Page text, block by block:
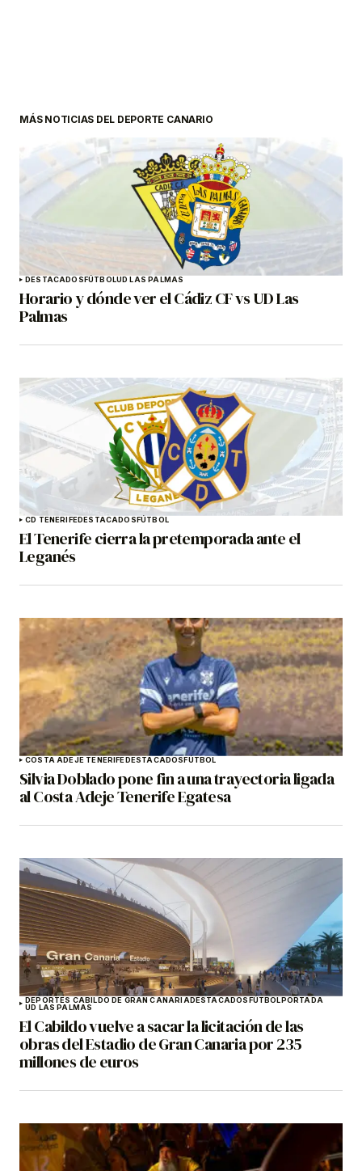
MÁS NOTICIAS DEL DEPORTE CANARIO
DESTACADOSFÚTBOLUD LAS PALMAS
Horario y dónde ver el Cádiz CF vs UD Las
Palmas
CD TENERIFEDESTACADOSFÚTBOL
El Tenerife cierra la pretemporada ante el
Leganés
COSTA ADEJE TENERIFEDESTACADOSFÚTBOL
Silvia Doblado pone fin a una trayectoria ligada
al Costa Adeje Tenerife Egatesa
DEPORTES CABILDO DE GRAN CANARIADESTACADOSFÚTBOLPORTADA
UD LAS PALMAS
El Cabildo vuelve a sacar la licitación de las
obras del Estadio de Gran Canaria por 235
millones de euros